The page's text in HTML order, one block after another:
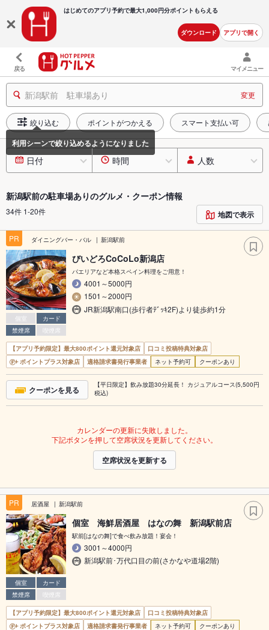
はじめてのアプリ予約で最大1,000円分ポイントもらえる
ダウンロード アプリで開く
戻る マイメニュー
新潟駅前 駐車場あり 変更
絞り込む ポイントがつかえる スマート支払い可
日付 時間 人数
新潟駅前の駐車場ありのグルメ・クーポン情報
34件 1-20件 地図で表示
PR ダイニングバー・バル 新潟駅前
個室
カード
禁煙席
喫煙席
びいどろCoCoLo新潟店
パエリアなど本格スペイン料理をご用意！
4001～5000円
1501～2000円
JR新潟駅南口(歩行者ﾃﾞｯｷ2F)より徒歩約1分
【アプリ予約限定】最大800ポイント還元対象店
口コミ投稿特典対象店
ポイントプラス対象店
適格請求書発行事業者 ネット予約可 クーポンあり
クーポンを見る
【平日限定】飲み放題30分延長！ カジュアルコース(5,500円
税込)
カレンダーの更新に失敗しました。
下記ボタンを押して空席状況を更新してください。
空席状況を更新する
PR 居酒屋 新潟駅前
個室
カード
禁煙席
喫煙席
個室 海鮮居酒屋 はなの舞 新潟駅前店
駅前[はなの舞]で食べ飲み放題！宴会！
3001～4000円
新潟駅前･万代口目の前(さかなや道場2階)
【アプリ予約限定】最大800ポイント還元対象店
口コミ投稿特典対象店
ポイントプラス対象店
適格請求書発行事業者 ネット予約可 クーポンあり